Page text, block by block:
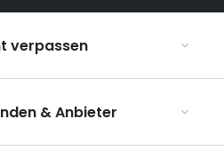
verpassen
Grand Est
und Bergen
& Anbieter